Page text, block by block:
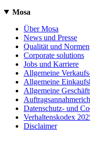
Mosa
Über Mosa
News und Presse
Qualität und Normen
Corporate solutions
Jobs und Karriere
Allgemeine
Allgemeine
Allgemeine
Datenschutz- und
Verhaltenskodex
Disclaimer